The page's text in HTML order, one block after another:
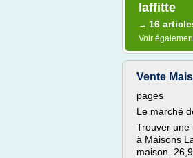
laffitte
→ 16
Voir
Vente
pages
Le marché
Trouver une
à Maisons
maison.